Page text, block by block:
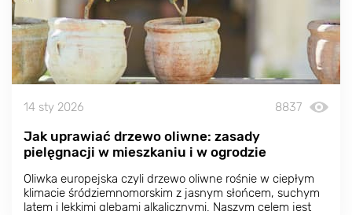
14 sty 2026 8837
Jak uprawiać drzewo oliwne: zasady
pielęgnacji w mieszkaniu i w ogrodzie
Oliwka europejska czyli drzewo oliwne rośnie w ciepłym
klimacie śródziemnomorskim z jasnym słońcem, suchym
latem i lekkimi glebami alkalicznymi. Naszym celem jest